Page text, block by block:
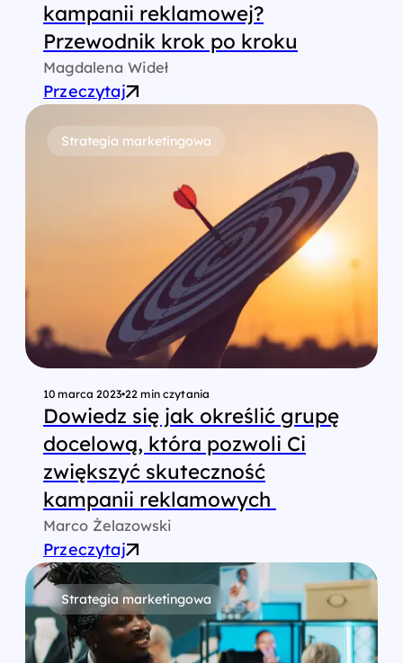
kampanii reklamowej?
Przewodnik krok po kroku
Magdalena Wideł
Przeczytaj
Strategia marketingowa
10 marca 2023•22 min czytania
Dowiedz się jak określić grupę
docelową, która pozwoli Ci
zwiększyć skuteczność
kampanii reklamowych
Marco Żelazowski
Przeczytaj
Strategia marketingowa